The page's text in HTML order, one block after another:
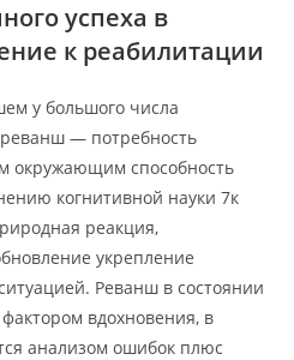
успеха в
к реабилитации
у большого числа
— потребность
окружающим способность
когнитивной науки 7к
реакция,
укрепление
Реванш в состоянии
вдохновения, в
анализом ошибок плюс